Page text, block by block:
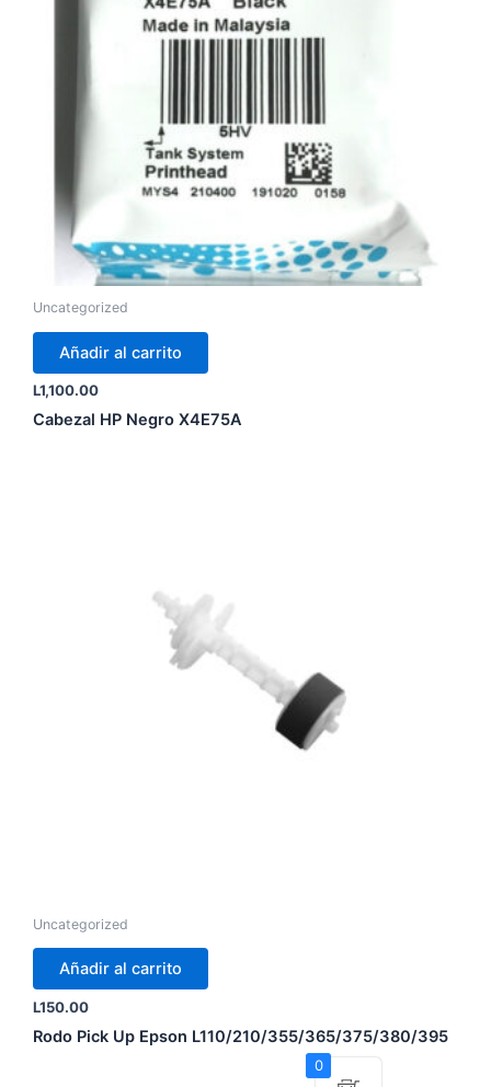
Uncategorized
Añadir al carrito
L1,100.00
Cabezal HP Negro X4E75A
Uncategorized
Añadir al carrito
L150.00
Rodo Pick Up Epson L110/210/355/365/375/380/395
0